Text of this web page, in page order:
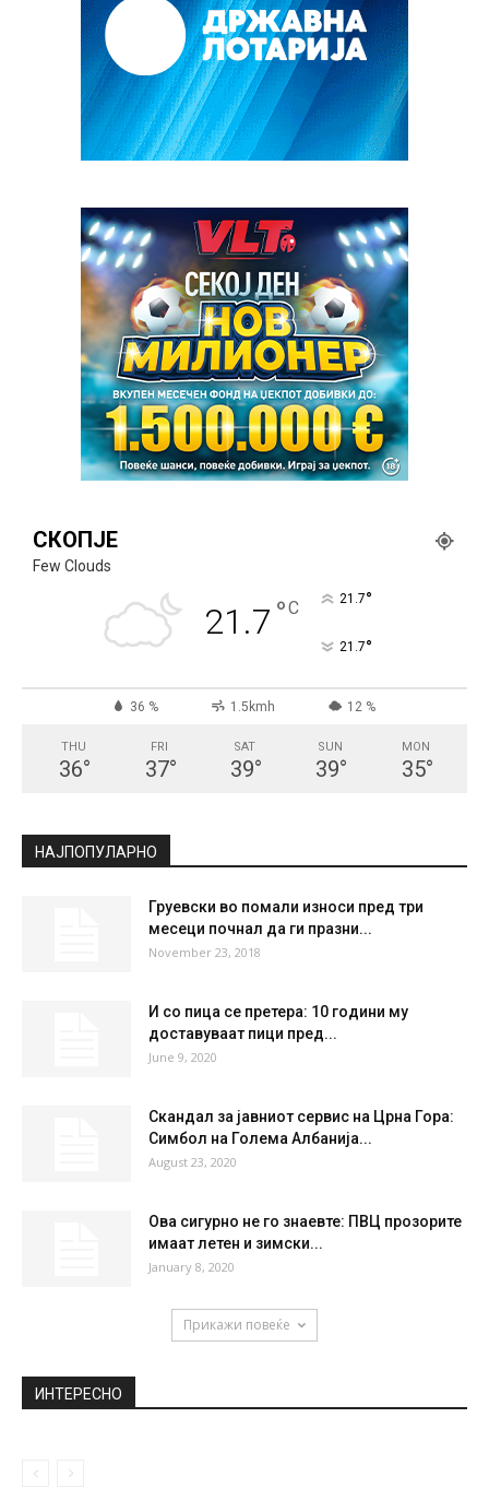
СКОПЈЕ
Few Clouds
21.7 °C 21.7°
21.7°
36 % 1.5kmh 12 %
THU
36°
FRI
37°
SAT
39°
SUN
39°
MON
35°
НАЈПОПУЛАРНО
Груевски во помали износи пред три
месеци почнал да ги празни...
November 23, 2018
И со пица се претера: 10 години му
доставуваат пици пред...
June 9, 2020
Скандал за јавниот сервис на Црна Гора:
Симбол на Голема Албанија...
August 23, 2020
Ова сигурно не го знаевте: ПВЦ прозорите
имаат летен и зимски...
January 8, 2020
Прикажи повеќе
ИНТЕРЕСНО